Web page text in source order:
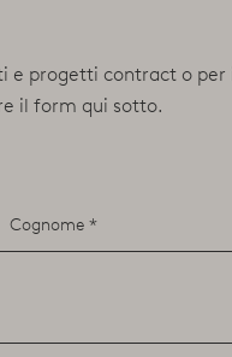
progetti contract o per
il form qui sotto.